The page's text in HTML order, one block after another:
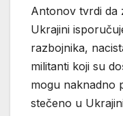
Antonov tvrdi da
Ukrajini
razbojnika,
militanti koji su
mogu naknadno
stečeno u